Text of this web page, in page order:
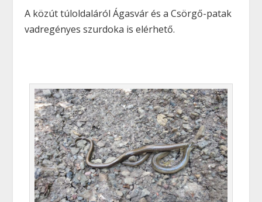
A közút túloldaláról Ágasvár és a Csörgő-patak
vadregényes szurdoka is elérhető.